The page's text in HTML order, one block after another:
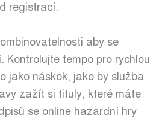
registrací.
aby se
Kontrolujte tempo pro rychlou
jako náskok, jako by služba
zažít si tituly, které máte
se online hazardní hry